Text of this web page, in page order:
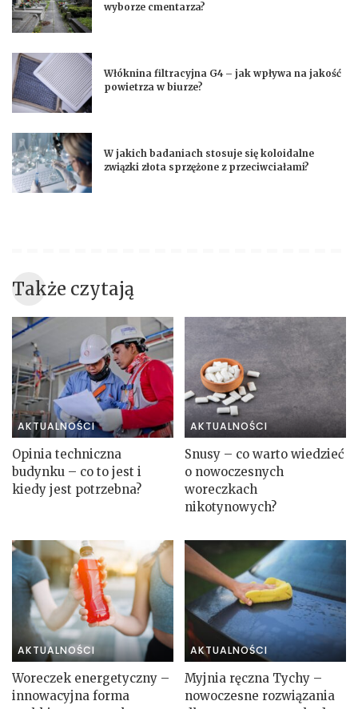
wyborze cmentarza?
Włóknina filtracyjna G4 – jak wpływa na jakość
powietrza w biurze?
W jakich badaniach stosuje się koloidalne
związki złota sprzężone z przeciwciałami?
Także czytają
AKTUALNOŚCI
Opinia techniczna
budynku – co to jest i
kiedy jest potrzebna?
AKTUALNOŚCI
Snusy – co warto wiedzieć
o nowoczesnych
woreczkach
nikotynowych?
AKTUALNOŚCI
Woreczek energetyczny –
innowacyjna forma
AKTUALNOŚCI
Myjnia ręczna Tychy –
nowoczesne rozwiązania